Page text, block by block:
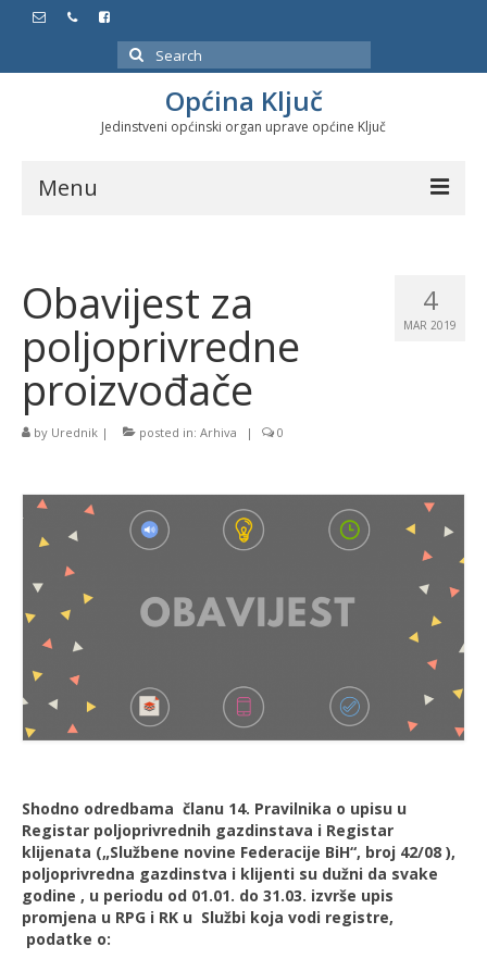
Search
for:
Općina Ključ
Jedinstveni općinski organ uprave općine Ključ
Menu
Službeni glasnici
Javne nabavke
Značajni datumi i manifestacije
Program energetske efikasnosti u stambenom
sektoru
4
MAR 2019
Obavijest za
poljoprivredne
proizvođače
by Urednik | posted in: Arhiva | 0
Shodno odredbama članu 14. Pravilnika o upisu u
Registar poljoprivrednih gazdinstava i Registar
klijenata („Službene novine Federacije BiH“, broj 42/08 ),
poljoprivredna gazdinstva i klijenti su dužni da svake
godine , u periodu od 01.01. do 31.03. izvrše upis
promjena u RPG i RK u Službi koja vodi registre,
podatke o: